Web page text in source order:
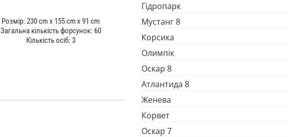
Розмір: 230 cm x 155 cm x 91 cm
Загальна кількість форсунок: 60
Кількість осіб: 3
Гідропарк
Мустанг 8
Корсика
Олимпік
Оскар 8
Атлантида 8
Женева
Корвет
Оскар 7